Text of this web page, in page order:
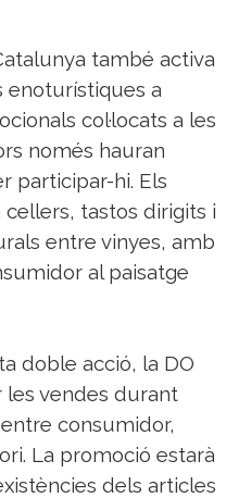
també activa
enoturístiques a
col·locats a les
només hauran
participar-hi. Els
tastos dirigits i
entre vinyes, amb
al paisatge
doble acció, la DO
les vendes durant
consumidor,
La promoció estarà
dels articles